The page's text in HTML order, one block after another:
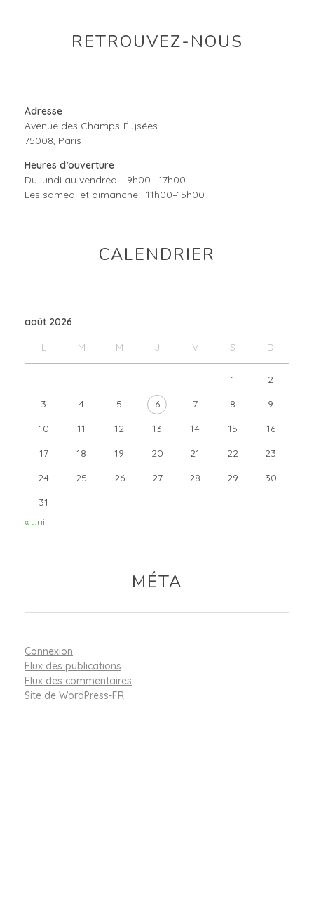
RETROUVEZ-NOUS
Adresse
Avenue des Champs-Élysées
75008, Paris
Heures d’ouverture
Du lundi au vendredi : 9h00—17h00
Les samedi et dimanche : 11h00–15h00
CALENDRIER
août 2026
L M M J V S D
1
2
3
4 5 6 7 8
9
10
11 12 13 14 15
16
17
18 19 20 21 22
23
24
25 26 27 28 29
30
31
« Juil
MÉTA
Connexion
Flux des publications
Flux des commentaires
Site de WordPress-FR